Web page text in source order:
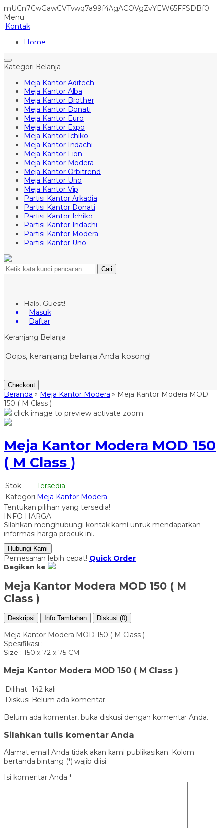
mUCn7CwGawCVTvwq7a99f4AgACOVgZvYEW65FFSDBf0
Menu
Kontak
Home
Kategori Belanja
Meja Kantor Aditech
Meja Kantor Alba
Meja Kantor Brother
Meja Kantor Donati
Meja Kantor Euro
Meja Kantor Expo
Meja Kantor Ichiko
Meja Kantor Indachi
Meja Kantor Lion
Meja Kantor Modera
Meja Kantor Orbitrend
Meja Kantor Uno
Meja Kantor Vip
Partisi Kantor Arkadia
Partisi Kantor Donati
Partisi Kantor Ichiko
Partisi Kantor Indachi
Partisi Kantor Modera
Partisi Kantor Uno
Cari
Halo, Guest!
Masuk
Daftar
Keranjang Belanja
Oops, keranjang belanja Anda kosong!
Checkout
Beranda » Meja Kantor Modera » Meja Kantor Modera MOD
150 ( M Class )
click image to preview activate zoom
Meja Kantor Modera MOD 150
( M Class )
Stok
Tersedia
Kategori Meja Kantor Modera
Tentukan pilihan yang tersedia!
INFO HARGA
Silahkan menghubungi kontak kami untuk mendapatkan
informasi harga produk ini.
Hubungi Kami
Pemesanan lebih cepat! Quick Order
Bagikan ke
Meja Kantor Modera MOD 150 ( M
Class )
Deskripsi Info Tambahan Diskusi (0)
Meja Kantor Modera MOD 150 ( M Class )
Spesifikasi :
Size : 150 x 72 x 75 CM
Meja Kantor Modera MOD 150 ( M Class )
Dilihat 142 kali
Diskusi Belum ada komentar
Belum ada komentar, buka diskusi dengan komentar Anda.
Silahkan tulis komentar Anda
Alamat email Anda tidak akan kami publikasikan. Kolom
bertanda bintang (*) wajib diisi.
Isi komentar Anda *